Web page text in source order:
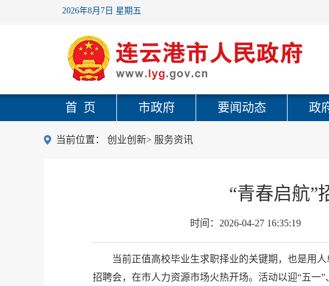
2026年8月7日 星期五
首 页 市政府 要闻动态 政
当前位置： 创业创新> 服务资讯
“青春启航”
时间： 2026-04-27 16:35:19
当前正值高校毕业生求职择业的关键期，也是用
招聘会，在市人力资源市场火热开场。活动以迎“五一